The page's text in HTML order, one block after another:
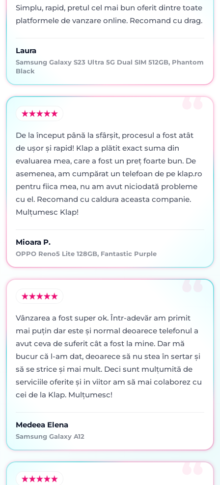
Simplu, rapid, pretul cel mai bun oferit dintre toate
platformele de vanzare online. Recomand cu drag.
Laura
Samsung Galaxy S23 Ultra 5G Dual SIM 512GB, Phantom
Black
De la început până la sfârșit, procesul a fost atât
de ușor și rapid! Klap a plătit exact suma din
evaluarea mea, care a fost un preț foarte bun. De
asemenea, am cumpărat un telefoan de pe klap.ro
pentru fiica mea, nu am avut niciodată probleme
cu el. Recomand cu caldura aceasta companie.
Mulțumesc Klap!
Mioara P.
OPPO Reno5 Lite 128GB, Fantastic Purple
Vânzarea a fost super ok. Într-adevăr am primit
mai puţin dar este şi normal deoarece telefonul a
avut ceva de suferit cât a fost la mine. Dar mă
bucur că l-am dat, deoarece să nu stea în sertar şi
să se strice şi mai mult. Deci sunt mulţumită de
serviciile oferite şi in viitor am să mai colaborez cu
cei de la Klap. Mulţumesc!
Medeea Elena
Samsung Galaxy A12